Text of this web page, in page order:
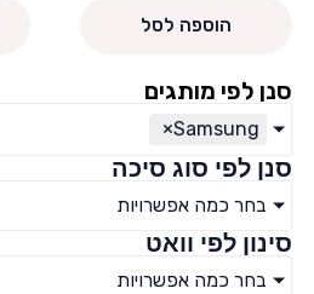
סנן לפי מותגים
Samsung
×
סנן לפי סוג סיכה
בחר כמה אפשרויות
סינון לפי וואט
בחר כמה אפשרויות
הוספה לסל